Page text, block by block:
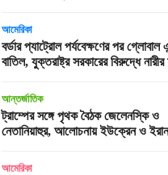
আমেরিকা
বর্ডার প্যাট্রোল পর্যবেক্ষণের পর গ্লোবাল
বাতিল, যুক্তরাষ্ট্র সরকারের বিরুদ্ধে নারীর
আন্তর্জাতিক
ট্রাম্পের সঙ্গে পৃথক বৈঠক জেলেনস্কি ও
নেতানিয়াহুর, আলোচনায় ইউক্রেন ও
আমেরিকা